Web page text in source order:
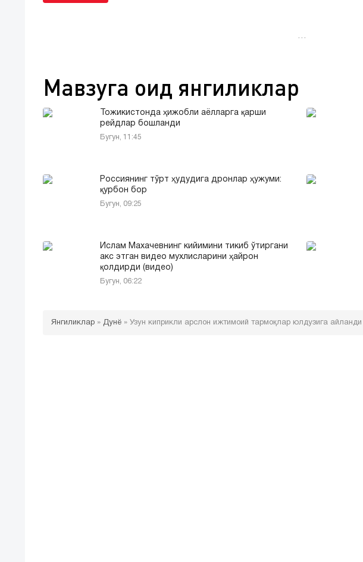
…
Мавзуга оид янгиликлар
Тожикистонда ҳижобли аёлларга қарши
рейдлар бошланди
Бугун, 11:45
Россиянинг тўрт ҳудудига дронлар ҳужуми:
қурбон бор
Бугун, 09:25
Ислам Махачевнинг кийимини тикиб ўтиргани
акс этган видео мухлисларини ҳайрон
қолдирди (видео)
Бугун, 06:22
Янгиликлар » Дунё » Узун киприкли арслон ижтимоий тармоқлар юлдузига айланди